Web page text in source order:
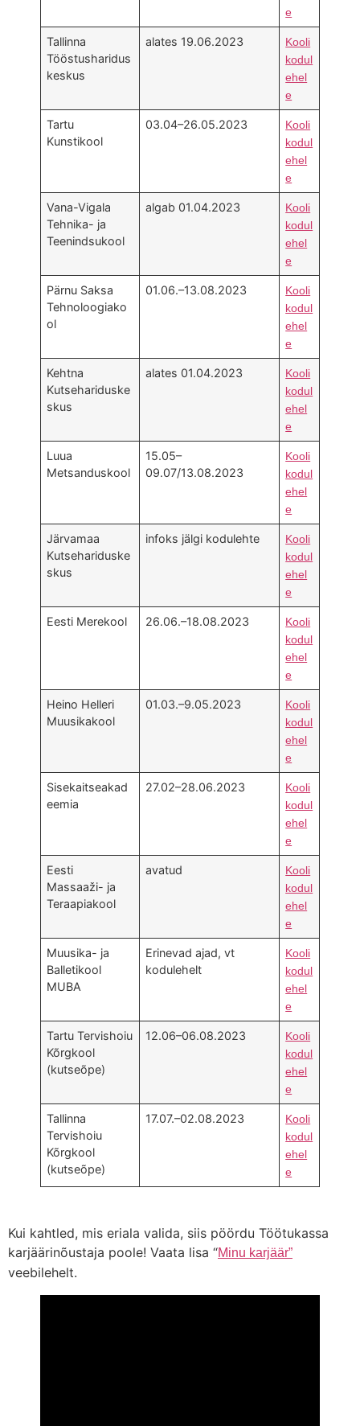
e
Tallinna
Tööstusharidus
keskus
alates 19.06.2023
Kooli
kodul
ehel
e
Tartu
Kunstikool
03.04–26.05.2023
Kooli
kodul
ehel
e
Vana-Vigala
Tehnika- ja
Teenindsukool
algab 01.04.2023
Kooli
kodul
ehel
e
Pärnu Saksa
Tehnoloogiako
ol
01.06.–13.08.2023
Kooli
kodul
ehel
e
Kehtna
Kutsehariduske
skus
alates 01.04.2023
Kooli
kodul
ehel
e
Luua
Metsanduskool
15.05–
09.07/13.08.2023
Kooli
kodul
ehel
e
Järvamaa
Kutsehariduske
skus
infoks jälgi kodulehte
Kooli
kodul
ehel
e
Eesti Merekool 26.06.–18.08.2023
Kooli
kodul
ehel
e
Heino Helleri
Muusikakool
01.03.–9.05.2023
Kooli
kodul
ehel
e
Sisekaitseakad
eemia
27.02–28.06.2023
Kooli
kodul
ehel
e
Eesti
Massaaži- ja
Teraapiakool
avatud
Kooli
kodul
ehel
e
Muusika- ja
Balletikool
MUBA
Erinevad ajad, vt
kodulehelt
Kooli
kodul
ehel
e
Tartu Tervishoiu
Kõrgkool
(kutseõpe)
12.06–06.08.2023
Kooli
kodul
ehel
e
Tallinna
Tervishoiu
Kõrgkool
(kutseõpe)
17.07.–02.08.2023
Kooli
kodul
ehel
e
Kui kahtled, mis eriala valida, siis pöördu Töötukassa
karjäärinõustaja poole! Vaata lisa “Minu karjäär”
veebilehelt.